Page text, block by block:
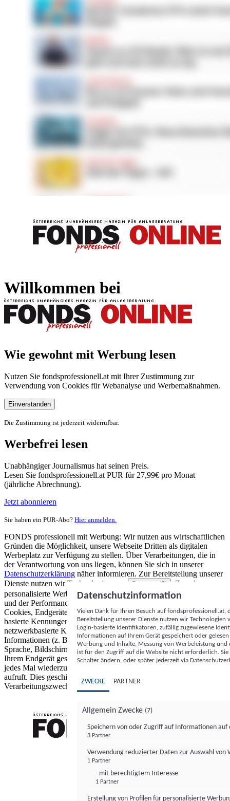
Willkommen bei
Wie gewohnt mit Werbung lesen
Nutzen Sie fondsprofessionell.at mit Ihrer Zustimmung zur
Verwendung von Cookies für Webanalyse und Werbemaßnahmen.
Einverstanden
Die Zustimmung ist jederzeit widerrufbar.
Werbefrei lesen
Unabhängiger Journalismus hat seinen Preis.
Lesen Sie fondsprofessionell.at PUR für 27,99€ pro Monat
(jährliche Abrechnung).
Jetzt abonnieren
Sie haben ein PUR-Abo? Hier anmelden.
FONDS professionell mit Werbung: Wir nutzen aus wirtschaftlichen
Gründen die Möglichkeit, unsere Webseite Dritten als digitalen
Werbeplatz zur Verfügung zu stellen. Über Verarbeitungen, die in
der Verantwortung von uns liegen, können Sie sich in unserer
Datenschutzerklärung näher informieren. Zur Bereitstellung unserer
Dienste nutzen wir Technologien von
Partnern (5)
. Zwecke:
personalisierte Werbung und Inhalte, Messung von Werbeleistung
und der Performance von Inhalten sowie Zielgruppenforschung.
Cookies, Endgeräte- oder ähnliche Online-Kennungen (z. B. login-
basierte Kennungen, zufällig generierte Kennungen,
netzwerkbasierte Kennungen) können zusammen mit anderen
Informationen (z. B. Browsertyp und Browserinformationen,
Sprache, Bildschirmgröße, unterstützte Technologien usw.) auf
Ihrem Endgerät gespeichert oder von dort ausgelesen werden, um es
jedes Mal wiederzuerkennen, wenn es eine App oder einer Webseite
aufruft. Dies geschieht für einen oder mehrere der hier aufgeführten
Verarbeitungszwecke.
Datenschutzinformation
Vielen Dank für Ihren Besuch auf
Bereitstellung unserer Dienste nutzen wir Technologien
Login-basierte Identifikatoren, zufällig zugewiesene
Informationen auf Ihrem Gerät gespeichert oder
Werbung und Inhalte, Messung von Werbeleistung
ist für den Zugriff auf die Website nicht erforderlich.
Schalter ändern, oder später jederzeit via
ZWECKE PARTNER
Allgemein Zwecke (7)
Speichern von oder Zugriff auf Informationen auf
3 Partner
Verwendung reduzierter Daten zur Auswahl von
1 Partner
- mit berechtigtem Interesse
1 Partner
Erstellung von Profilen für personalisierte
FONDS professionell